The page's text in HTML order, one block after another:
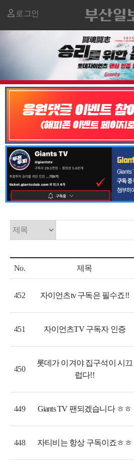
로그인
No. 제목
452 자이언츠tv 구독은 필수죠!!
451 자이언츠TV 구독자 인증
450
롯데가 이겨야 집구석이 시끄
럽다!!
449 Giants TV 팬되겠습니다 ㅎㅎ
448 자티비는 항상 구독이죠ㅎㅎ